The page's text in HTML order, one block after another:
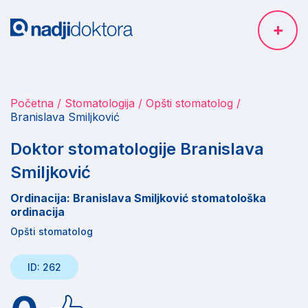
Početna Stomatologija
Opšti stomatolog
Branislava Smiljković
Doktor stomatologije Branislava
Smiljković
Ordinacija: Branislava Smiljković stomatološka
ordinacija
Opšti stomatolog
ID: 262